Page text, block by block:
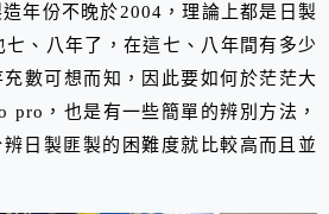
年份不晚於2004，理論上都是日製
、八年了，在這七、八年間有多少
數可想而知，因此要如何於茫茫大
pro，也是有一些簡單的辨別方法，
日製匪製的困難度就比較高而且並